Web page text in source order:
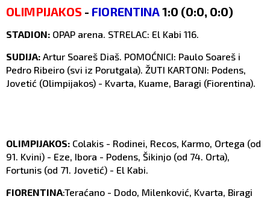
OLIMPIJAKOS - FIORENTINA1:0 (0:0, 0:0)
STADION: OPAP arena. STRELAC: El Kabi 116.
SUDIJA: Artur Soareš Diaš. POMOĆNICI: Paulo Soareš i
Pedro Ribeiro (svi iz Porutgala). ŽUTI KARTONI: Podens,
Jovetić (Olimpijakos) - Kvarta, Kuame, Baragi (Fiorentina).
OLIMPIJAKOS: Colakis - Rodinei, Recos, Karmo, Ortega (od
91. Kvini) - Eze, Ibora - Podens, Šikinjo (od 74. Orta),
Fortunis (od 71. Jovetić) - El Kabi.
FIORENTINA:Teraćano - Dodo, Milenković, Kvarta, Biragi